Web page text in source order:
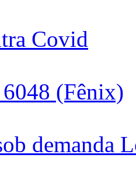
Covid
(Fênix)
demanda